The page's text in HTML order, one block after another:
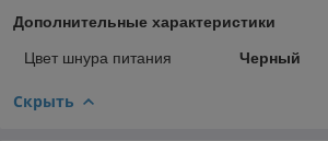
Дополнительные характеристики
Цвет шнура питания Черный
Скрыть